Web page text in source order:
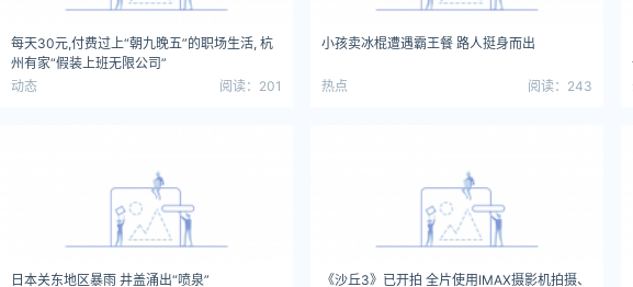
每天30元,付费过上“朝九晚五”的职场生活, 杭
州有家“假装上班无限公司”
动态
阅读：201
小孩卖冰棍遭遇霸王餐 路人挺身而出
热点 阅读：243
日本关东地区暴雨 井盖涌出“喷泉”
《沙丘3》已开拍 全片使用IMAX摄影机拍摄、